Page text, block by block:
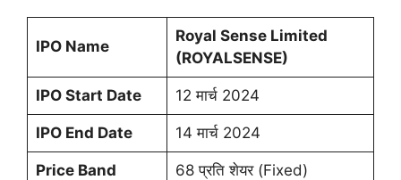
IPO Name
Royal Sense Limited
(ROYALSENSE)
IPO Start Date 12 मार्च 2024
IPO End Date 14 मार्च 2024
Price Band 68 प्रति शेयर (Fixed)